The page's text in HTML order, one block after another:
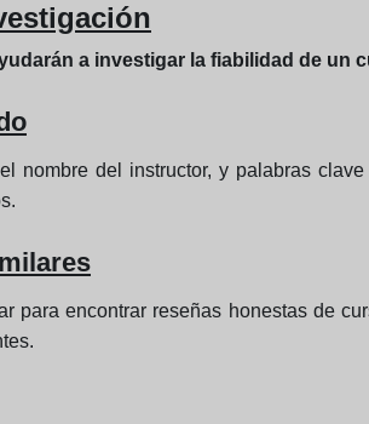
a investigar la fiabilidad de un
nombre del instructor, y palabras
para encontrar reseñas honestas de